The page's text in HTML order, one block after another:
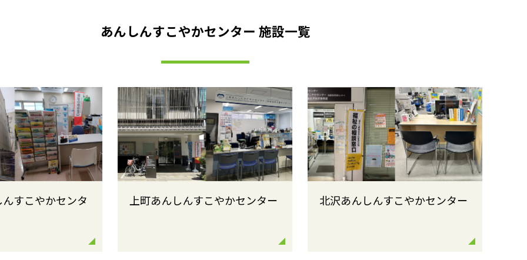
あんしんすこやかセンター 施設一覧
すこやかセンタ 上町あんしんすこやかセンター 北沢あんしんすこやかセンター